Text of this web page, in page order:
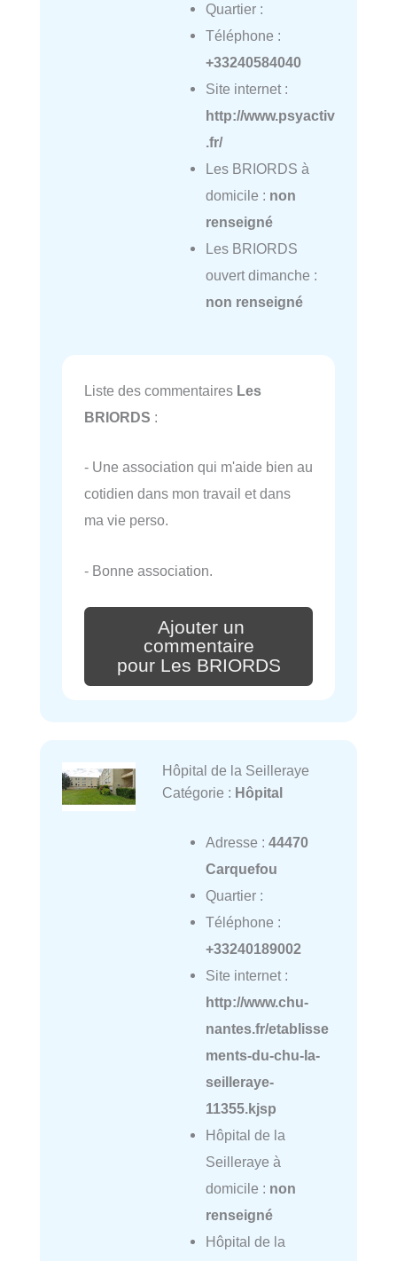
Quartier :
Téléphone :
+33240584040
Site internet :
http://www.psyactiv
.fr/
Les BRIORDS à
domicile : non
renseigné
Les BRIORDS
ouvert dimanche :
non renseigné
Liste des commentaires Les
BRIORDS :
- Une association qui m'aide bien au
cotidien dans mon travail et dans
ma vie perso.
- Bonne association.
Ajouter un
commentaire
pour Les BRIORDS
Hôpital de la Seilleraye
Catégorie : Hôpital
Adresse : 44470
Carquefou
Quartier :
Téléphone :
+33240189002
Site internet :
http://www.chu-
nantes.fr/etablisse
ments-du-chu-la-
seilleraye-
11355.kjsp
Hôpital de la
Seilleraye à
domicile : non
renseigné
Hôpital de la